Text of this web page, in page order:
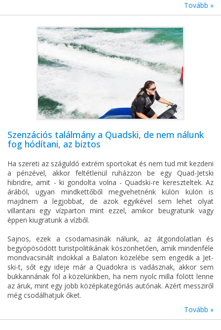
Tovább »
Szenzációs találmány a Quadski, de nem nálunk
fog hódítani, az biztos
Ha szereti az száguldó extrém sportokat és nem tud mit kezdeni
a pénzével, akkor feltétlenül ruházzon be egy Quad-Jetski
hibridre, amit - ki gondolta volna - Quadski-re kereszteltek. Az
árából, ugyan mindkettőből megvehetnénk külön külön is
majdnem a legjobbat, de azok egyikével sem lehet olyat
villantani egy vízparton mint ezzel, amikor beugratunk vagy
éppen kiugratunk a vízből.
Sajnos, ezek a csodamasinák nálunk, az átgondolatlan és
begyöpösödött turistpolitikának köszönhetően, amik mindenféle
mondvacsinált indokkal a Balaton közelébe sem engedik a Jet-
ski-t, sőt egy ideje már a Quadokra is vadásznak, akkor sem
bukkannának föl a közelünkben, ha nem nyolc milla fölött lenne
az áruk, mint egy jobb középkategóriás autónak. Azért messziről
még csodálhatjuk őket.
Tovább »